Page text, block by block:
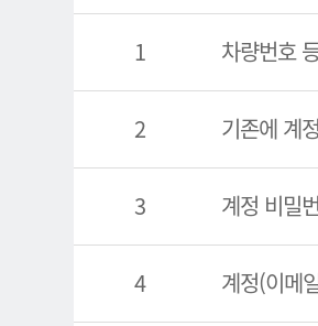
1 차량번호
2 기존에 계
3 계정 비밀
4 계정(이메